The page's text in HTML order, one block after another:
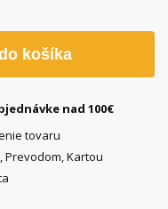
košíka
nad 100€
tovaru
Prevodom, Kartou